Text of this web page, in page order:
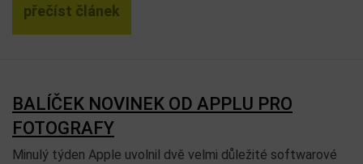
přečíst článek
BALÍČEK NOVINEK OD APPLU PRO
FOTOGRAFY
Minulý týden Apple uvolnil dvě velmi důležité softwarové